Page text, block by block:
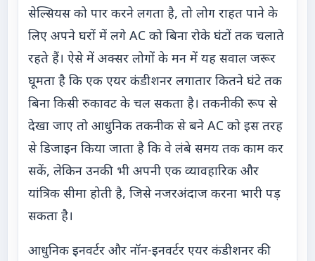
सेल्सियस को पार करने लगता है, तो लोग राहत पाने के
लिए अपने घरों में लगे AC को बिना रोके घंटों तक चलाते
रहते हैं। ऐसे में अक्सर लोगों के मन में यह सवाल जरूर
घूमता है कि एक एयर कंडीशनर लगातार कितने घंटे तक
बिना किसी रुकावट के चल सकता है। तकनीकी रूप से
देखा जाए तो आधुनिक तकनीक से बने AC को इस तरह
से डिजाइन किया जाता है कि वे लंबे समय तक काम कर
सकें, लेकिन उनकी भी अपनी एक व्यावहारिक और
यांत्रिक सीमा होती है, जिसे नजरअंदाज करना भारी पड़
सकता है।
आधुनिक इनवर्टर और नॉन-इनवर्टर एयर कंडीशनर की